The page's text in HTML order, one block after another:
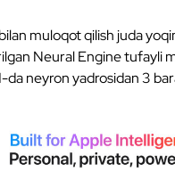
muloqot qilish juda
Neural Engine tufayli
da neyron yadrosidan 3